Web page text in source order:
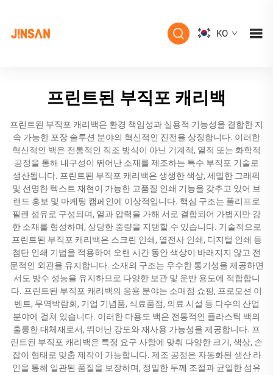
KO
프린트된 부직포 캐리백
프린트된 부직포 캐리백은 환경 책임성과 실용적 기능성을 결합한 지
속 가능한 포장 솔루션 분야의 혁신적인 진전을 상징합니다. 이러한
혁신적인 백은 전통적인 직조 방식이 아닌 기계적, 열적 또는 화학적
공정을 통해 내구성이 뛰어난 소재를 제조하는 특수 부직포 기술로
생산됩니다. 프린트된 부직포 캐리백은 생생한 색상, 세밀한 그래픽
및 선명한 텍스트 재현이 가능한 고품질 인쇄 기능을 갖추고 있어 브
랜드 홍보 및 마케팅 캠페인에 이상적입니다. 핵심 구조는 폴리프로
필렌 섬유로 구성되며, 열과 압력을 가해 서로 결합되어 가볍지만 강
한 소재를 형성하며, 상당한 중량을 지탱할 수 있습니다. 기술적으로
프린트된 부직포 캐리백은 스크린 인쇄, 열전사 인쇄, 디지털 인쇄 등
첨단 인쇄 기법을 적용하여 오랜 시간 동안 색상이 바래지지 않고 전
문적인 외관을 유지합니다. 소재의 구조는 우수한 통기성을 제공하면
서도 방수 성능을 유지하므로 다양한 보관 및 운반 용도에 적합합니
다. 프린트된 부직포 캐리백의 응용 분야는 소매점 쇼핑, 프로모션 이
벤트, 무역박람회, 기업 기념품, 식료품점, 의료 시설 등 다수의 산업
분야에 걸쳐 있습니다. 이러한 다용도 백은 전통적인 플라스틱 백의
훌륭한 대체재로서, 뛰어난 강도와 재사용 가능성을 제공합니다. 프
린트된 부직포 캐리백은 특정 요구 사항에 맞춰 다양한 크기, 색상, 손
잡이 형태로 맞춤 제작이 가능합니다. 제조 공정은 자동화된 생산 라
인을 통해 일관된 품질을 보장하며, 정밀한 두께 조절과 균일한 섬유